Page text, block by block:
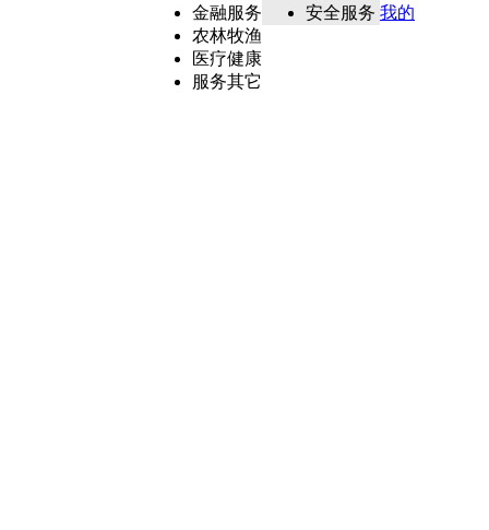
金融服务
农林牧渔
医疗健康
服务其它
安全服务 我的